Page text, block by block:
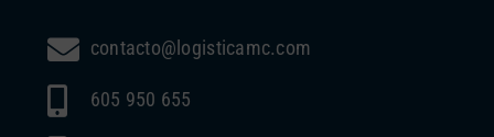
contacto@logisticamc.com
605 950 655